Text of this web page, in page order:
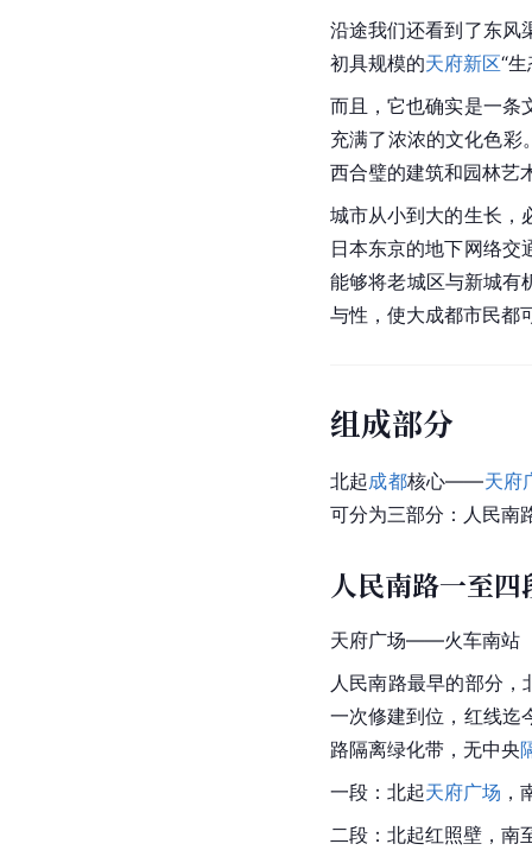
沿途我们还看到了东风
初具规模的天府新区“
而且，它也确实是一条
充满了浓浓的文化色彩
西合璧的建筑和园林艺
城市从小到大的生长，
日本东京的地下网络交
能够将老城区与新城有
与性，使大成都市民都
组成部分
北起成都核心——天府
可分为三部分：人民南
人民南路一至四
天府广场——火车南站
人民南路最早的部分
一次修建到位，红线迄
路隔离绿化带，无中央
一段：北起天府广场 ，
二段：北起红照壁，南